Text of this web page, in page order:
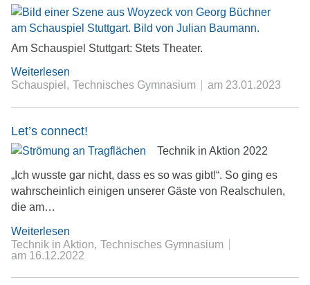
Am Schauspiel Stuttgart: Stets Theater.
Weiterlesen
Schauspiel
Technisches Gymnasium am 23.01.2023
Let’s connect!
Technik in Aktion 2022
„Ich wusste gar nicht, dass es so was gibt!“. So ging es
wahrscheinlich einigen unserer Gäste von Realschulen,
die am…
Weiterlesen
Technik in Aktion Technisches Gymnasium
am 16.12.2022